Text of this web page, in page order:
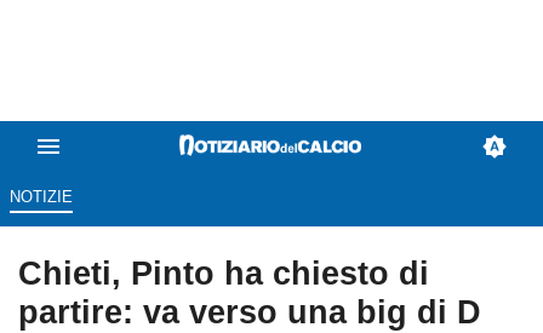
NOTIZIE
Chieti, Pinto ha chiesto di
partire: va verso una big di D